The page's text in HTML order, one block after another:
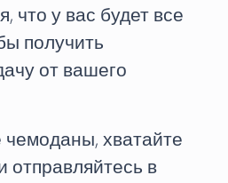
что у вас будет все
получить
от вашего
чемоданы, хватайте
отправляйтесь в